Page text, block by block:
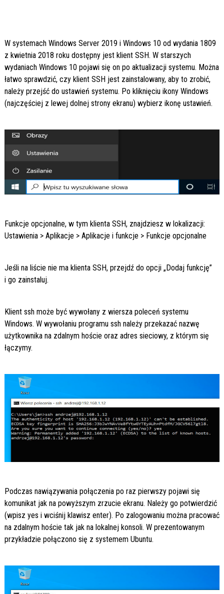
W systemach Windows Server 2019 i Windows 10 od wydania 1809
z kwietnia 2018 roku dostępny jest klient SSH. W starszych
wydaniach Windows 10 pojawi się on po aktualizacji systemu. Można
łatwo sprawdzić, czy klient SSH jest zainstalowany, aby to zrobić,
należy przejść do ustawień systemu. Po kliknięciu ikony Windows
(najczęściej z lewej dolnej strony ekranu) wybierz ikonę ustawień.
Funkcje opcjonalne, w tym klienta SSH, znajdziesz w lokalizacji:
Ustawienia > Aplikacje > Aplikacje i funkcje > Funkcje opcjonalne
Jeśli na liście nie ma klienta SSH, przejdź do opcji „Dodaj funkcję”
i go zainstaluj.
Klient ssh może być wywołany z wiersza poleceń systemu
Windows. W wywołaniu programu ssh należy przekazać nazwę
użytkownika na zdalnym hoście oraz adres sieciowy, z którym się
łączymy.
Podczas nawiązywania połączenia po raz pierwszy pojawi się
komunikat jak na powyższym zrzucie ekranu. Należy go potwierdzić
(wpisz yes i wciśnij klawisz enter). Po zalogowaniu można pracować
na zdalnym hoście tak jak na lokalnej konsoli. W prezentowanym
przykładzie połączono się z systemem Ubuntu.